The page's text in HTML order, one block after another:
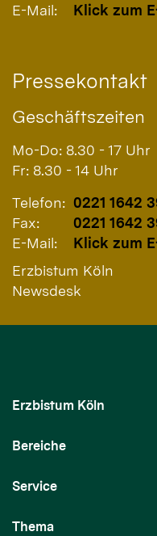
E-Mail:
Klick zum
Pressekontakt
Geschäftszeiten
Mo-Do: 8.30 - 17 Uhr
Fr: 8.30 - 14 Uhr
Telefon: 0221 1642
Fax:
0221 1642
E-Mail:
Klick zum
Erzbistum Köln
Newsdesk
Erzbistum Köln
Bereiche
Service
Thema